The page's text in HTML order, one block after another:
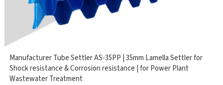
Manufacturer Tube Settler AS-35PP | 35mm Lamella Settler for
Shock resistance & Corrosion resistance | for Power Plant
Wastewater Treatment